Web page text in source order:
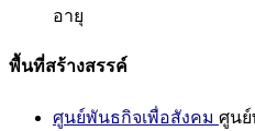
อายุ
พื้นที่สร้างสรรค์
ศูนย์พันธกิจเพื่อสังคม ศูนย์